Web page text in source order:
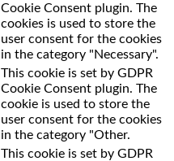
Cookie Consent plugin. The
cookies is used to store the
user consent for the cookies
in the category "Necessary".
This cookie is set by GDPR
Cookie Consent plugin. The
cookie is used to store the
user consent for the cookies
in the category "Other.
This cookie is set by GDPR